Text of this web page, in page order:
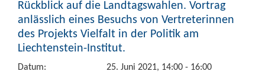
Rückblick auf die Landtagswahlen. Vortrag
anlässlich eines Besuchs von Vertreterinnen
des Projekts Vielfalt in der Politik am
Liechtenstein-Institut.
Datum: 25. Juni 2021, 14:00 - 16:00